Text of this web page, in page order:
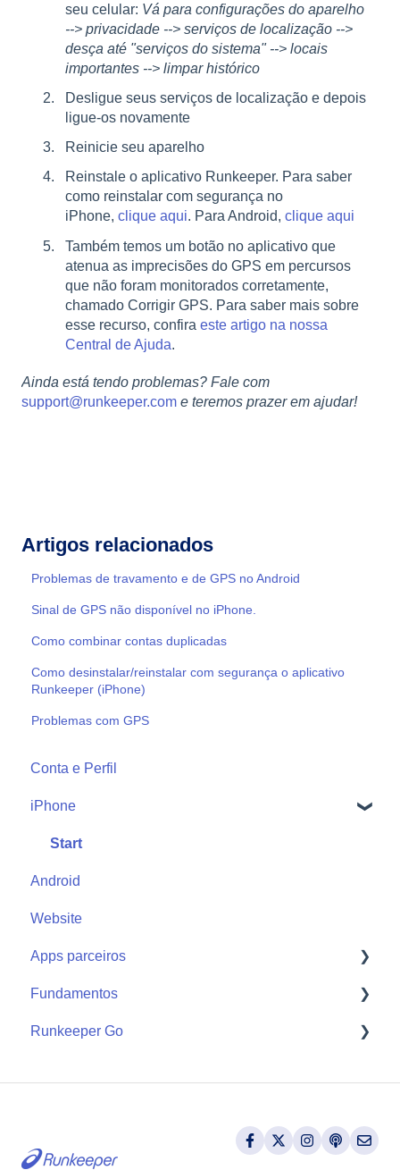
seu celular: Vá para configurações do aparelho
--> privacidade --> serviços de localização -->
desça até "serviços do sistema" --> locais
importantes --> limpar histórico
Desligue seus serviços de localização e depois
ligue-os novamente
Reinicie seu aparelho
Reinstale o aplicativo Runkeeper. Para saber
como reinstalar com segurança no
iPhone, clique aqui. Para Android, clique aqui
Também temos um botão no aplicativo que
atenua as imprecisões do GPS em percursos
que não foram monitorados corretamente,
chamado Corrigir GPS. Para saber mais sobre
esse recurso, confira este artigo na nossa
Central de Ajuda.
Ainda está tendo problemas? Fale com
support@runkeeper.com e teremos prazer em ajudar!
Artigos relacionados
Problemas de travamento e de GPS no Android
Sinal de GPS não disponível no iPhone.
Como combinar contas duplicadas
Como desinstalar/reinstalar com segurança o aplicativo
Runkeeper (iPhone)
Problemas com GPS
Conta e Perfil
iPhone
Start
Android
Website
Apps parceiros
Apple Watch
Apps parceiros
Fundamentos
Getting Started
Runkeeper Go